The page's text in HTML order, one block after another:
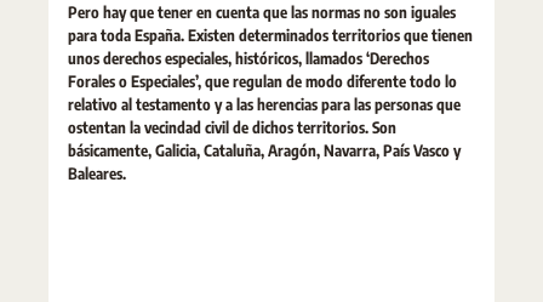
Pero hay que tener en cuenta que las normas no son iguales
para toda España. Existen determinados territorios que tienen
unos derechos especiales, históricos, llamados ‘Derechos
Forales o Especiales’, que regulan de modo diferente todo lo
relativo al testamento y a las herencias para las personas que
ostentan la vecindad civil de dichos territorios. Son
básicamente, Galicia, Cataluña, Aragón, Navarra, País Vasco y
Baleares.